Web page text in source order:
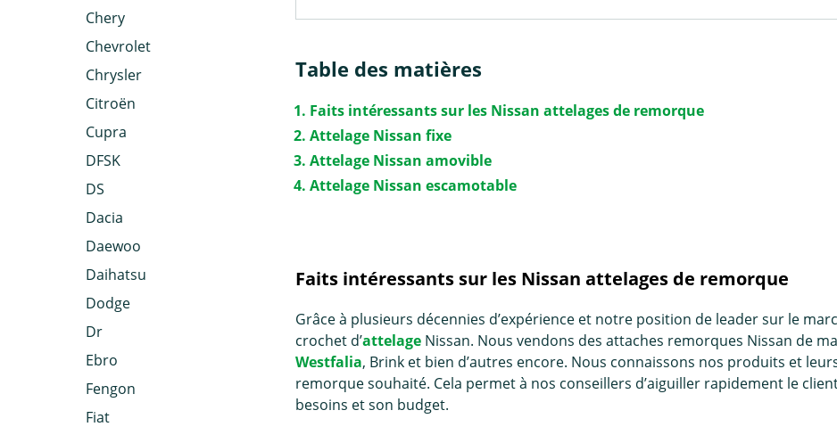
Chery
Chevrolet
Chrysler
Citroën
Cupra
DFSK
DS
Dacia
Daewoo
Daihatsu
Dodge
Dr
Ebro
Fengon
Fiat
Table des matières
Faits intéressants sur les Nissan attelages de remorque
Attelage Nissan fixe
Attelage Nissan amovible
Attelage Nissan escamotable
Faits intéressants sur les Nissan attelages de remorque
Grâce à plusieurs décennies d’expérience et notre position de leader sur le
crochet d’attelage Nissan. Nous vendons des attaches remorques Nissan de
Westfalia, Brink et bien d’autres encore. Nous connaissons nos produits et
remorquesouhaité. Cela permet à nos conseillers d’aiguiller rapidement le
besoins et son budget.